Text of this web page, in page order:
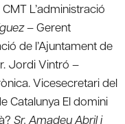
L’administració
– Gerent
de l’Ajuntament de
Jordi Vintró –
Vicesecretari del
Catalunya El domini
Sr. Amadeu Abril i